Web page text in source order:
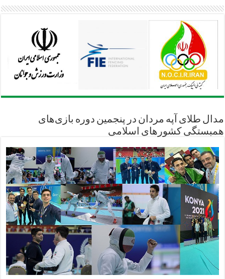
مدال طلای آپه مردان در پنجمین دوره بازی‌های
همبستگی کشورهای اسلامی